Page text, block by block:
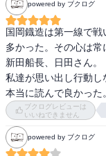
は石油で戦争を始め、
らの物資や石油の輸送
たというのが悲しくな
powered by ブクログ
国岡鐡造は第一線で
多かった。その心は常
新田船長、日田さん。
私達が思い出し行動し
ブクログレビューは
いいねできません
powered by ブクログ